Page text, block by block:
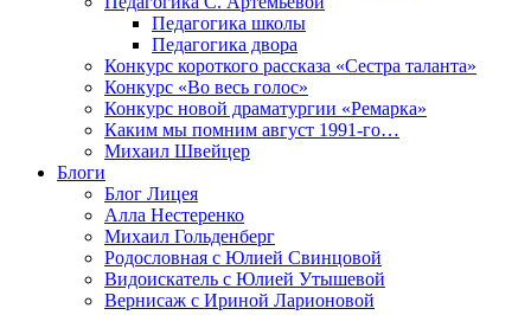
Педагогика школы
Педагогика двора
Конкурс короткого рассказа «Сестра таланта»
Конкурс «Во весь голос»
Конкурс новой драматургии «Ремарка»
Каким мы помним август 1991-го…
Михаил Швейцер
Блоги
Блог Лицея
Алла Нестеренко
Михаил Гольденберг
Родословная с Юлией Свинцовой
Видоискатель с Юлией Утышевой
Вернисаж с Ириной Ларионовой